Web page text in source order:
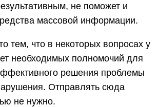
не поможет и
массовой информации.
тем, что в некоторых вопросах у
необходимых полномочий для
решения проблемы
Отправлять сюда
не нужно.